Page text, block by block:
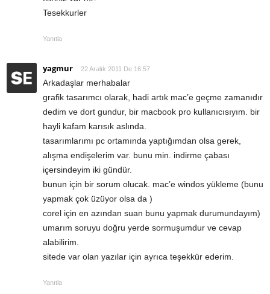
Tesekkurler
Yanıtla
yagmur 22 Aralık 2011 De 16:57
Arkadaşlar merhabalar
grafik tasarımcı olarak, hadi artık mac’e geçme zamanıdır
dedim ve dort gundur, bir macbook pro kullanıcısıyım. bir
hayli kafam karısık aslında.
tasarımlarımı pc ortamında yaptığımdan olsa gerek,
alışma endişelerim var. bunu min. indirme çabası
içersindeyim iki gündür.
bunun için bir sorum olucak. mac’e windos yükleme (bunu
yapmak çok üzüyor olsa da )
corel için en azından suan bunu yapmak durumundayım)
umarım soruyu doğru yerde sormuşumdur ve cevap
alabilirim.
sitede var olan yazılar için ayrıca teşekkür ederim.
Yanıtla